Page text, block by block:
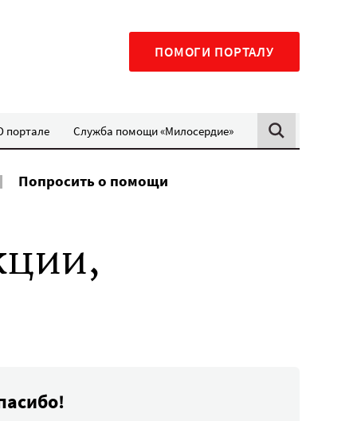
ПОМОГИ ПОРТАЛУ
портале Служба помощи «Милосердие»
Попросить о помощи